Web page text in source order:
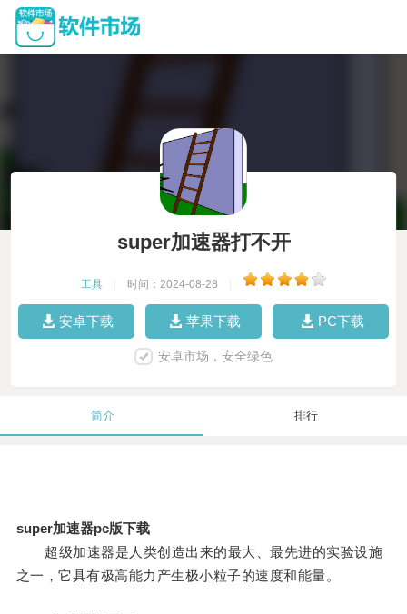
super加速器打不开
工具 时间：2024-08-28
安卓下载 苹果下载 PC下载
安卓市场，安全绿色
简介 排行
super加速器pc版下载
超级加速器是人类创造出来的最大、最先进的实验设施
之一，它具有极高能力产生极小粒子的速度和能量。